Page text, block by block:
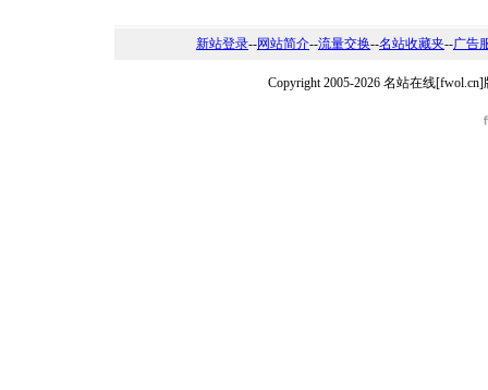
新站登录--网站简介--流量交换--名站收藏夹--广告
Copyright 2005-2026 名站在线